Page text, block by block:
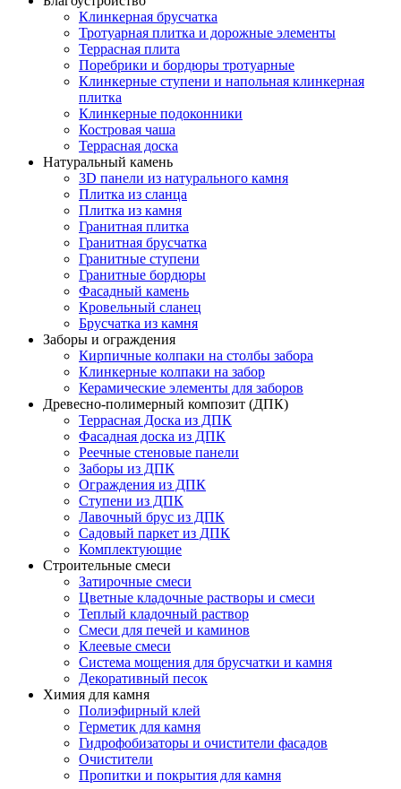
Клинкерная брусчатка
Тротуарная плитка и дорожные элементы
Террасная плита
Поребрики и бордюры тротуарные
Клинкерные ступени и напольная клинкерная
плитка
Клинкерные подоконники
Костровая чаша
Террасная доска
Натуральный камень
3D панели из натурального камня
Плитка из сланца
Плитка из камня
Гранитная плитка
Гранитная брусчатка
Гранитные ступени
Гранитные бордюры
Фасадный камень
Кровельный сланец
Брусчатка из камня
Заборы и ограждения
Кирпичные колпаки на столбы забора
Клинкерные колпаки на забор
Керамические элементы для заборов
Древесно-полимерный композит (ДПК)
Террасная Доска из ДПК
Фасадная доска из ДПК
Реечные стеновые панели
Заборы из ДПК
Ограждения из ДПК
Ступени из ДПК
Лавочный брус из ДПК
Садовый паркет из ДПК
Комплектующие
Строительные смеси
Затирочные смеси
Цветные кладочные растворы и смеси
Теплый кладочный раствор
Смеси для печей и каминов
Клеевые смеси
Система мощения для брусчатки и камня
Декоративный песок
Химия для камня
Полиэфирный клей
Герметик для камня
Гидрофобизаторы и очистители фасадов
Очистители
Пропитки и покрытия для камня